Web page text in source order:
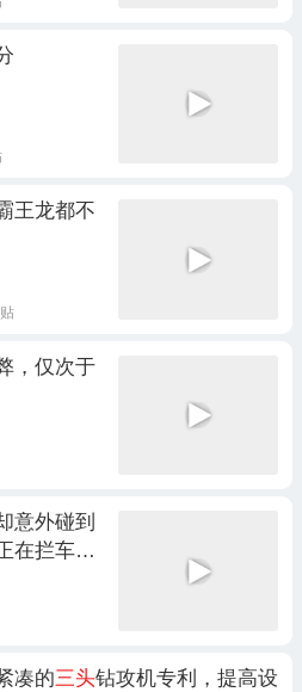
王龙都不
，仅次于
意外碰到
在拦车求
凑的三头钻攻机专利，提高设